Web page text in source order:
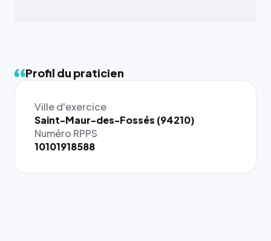
Profil du praticien
Ville d'exercice
Saint-Maur-des-Fossés (94210)
Numéro RPPS
10101918588
{# 40×40
: la taille
rendue par
`.profile-